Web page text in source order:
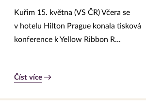
Kuřim 15. května (VS ČR) Včera se
v hotelu Hilton Prague konala tisková
konference k Yellow Ribbon R...
Číst více